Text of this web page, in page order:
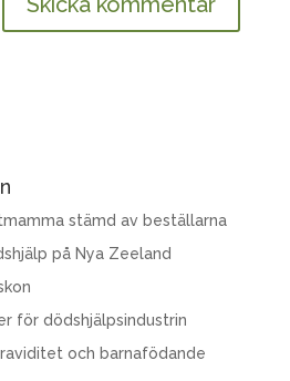
stämd av beställarna
på Nya Zeeland
för dödshjälpsindustrin
och barnafödande